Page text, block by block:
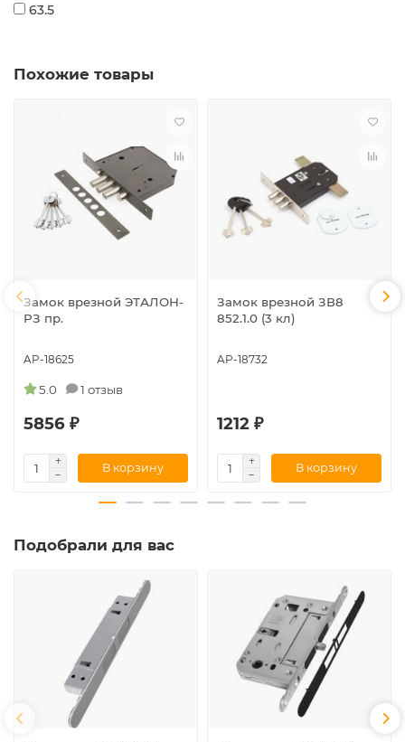
63.5
Похожие товары
Замок врезной ЭТАЛОН-
РЗ пр.
AP-18625
5.0 1 отзыв
5856 ₽
В корзину
Замок врезной ЗВ8
852.1.0 (3 кл)
AP-18732
1212 ₽
В корзину
Подобрали для вас